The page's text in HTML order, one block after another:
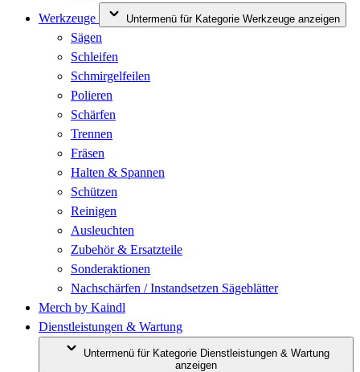
Werkzeuge
Untermenü für Kategorie Werkzeuge anzeigen
Sägen
Schleifen
Schmirgelfeilen
Polieren
Schärfen
Trennen
Fräsen
Halten & Spannen
Schützen
Reinigen
Ausleuchten
Zubehör & Ersatzteile
Sonderaktionen
Nachschärfen / Instandsetzen Sägeblätter
Merch by Kaindl
Dienstleistungen & Wartung
Untermenü für Kategorie Dienstleistungen & Wartung
anzeigen